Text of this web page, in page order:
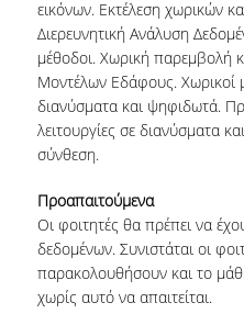
ΑΙΤΗΣΕΙΣ
ΣΠΟΥΔΕΣ
ΔΙΑΡΘΡΩΣΗ
ΔΙΠΛΩΜΑΤΙΚΗ
ΕΞΕΤΑΣΕΙΣ
ΩΡΟΛΟΓΙΟ
εικόνων. Εκτέλεση χωρικών
Διερευνητική Ανάλυση
μέθοδοι. Χωρική παρεμβολή
Μοντέλων Εδάφους. Χωρικοί
διανύσματα και ψηφιδωτά.
λειτουργίες σε διανύσματα
σύνθεση.
Προαπαιτούμενα
Οι φοιτητές θα πρέπει να
δεδομένων. Συνιστάται οι
παρακολουθήσουν και το
χωρίς αυτό να απαιτείται.